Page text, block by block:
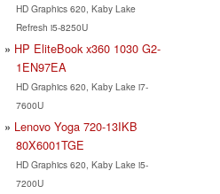
HD Graphics 620, Kaby Lake
Refresh i5-8250U
HP EliteBook x360 1030 G2-
1EN97EA
HD Graphics 620, Kaby Lake i7-
7600U
Lenovo Yoga 720-13IKB
80X6001TGE
HD Graphics 620, Kaby Lake i5-
7200U